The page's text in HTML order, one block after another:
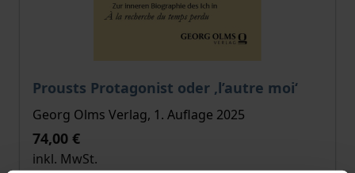
Prousts Protagonist oder ‚l’autre moi‘
Der Preis dieses Titels richtet sich nach der
Georg Olms Verlag, 1. Auflage 2025
74,00 €
inkl. MwSt.